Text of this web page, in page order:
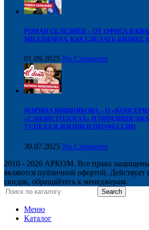
РОМАН СЕЛЕЗНЁВ – ОТ ОФИСА В
МИЛЛИАРДА, КАК СДЕЛАТЬ БИЗНЕС
01.09.2025 No Comments
МАРИНА ВИШНЯКОВА – О
«СЛИЗИСТОЛОГАХ» И
УСПЕХА В ЖИЗНИ И ПРОФЕССИИ
30.07.2025 No Comments
2010 - 2026 АРКОМ. Все права
являются публичной офертой. Действует
скидок, обращайтесь к менеджерам.
Search
Меню
Каталог